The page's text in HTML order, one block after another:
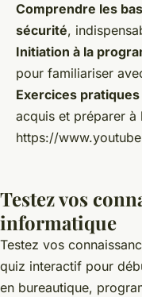
Comprendre les
sécurité,
Initiation à la
pour familiariser
Exercices
acquis et préparer à
https://
Testez vos
informatique
Testez vos
quiz interactif pour
en bureautique,